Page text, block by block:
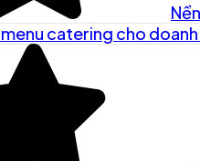
catering cho